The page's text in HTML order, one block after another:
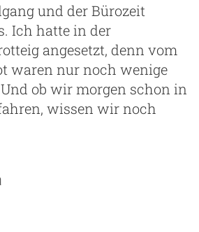
und der Bürozeit
Ich hatte in der
angesetzt, denn vom
waren nur noch wenige
ob wir morgen schon in
wissen wir noch